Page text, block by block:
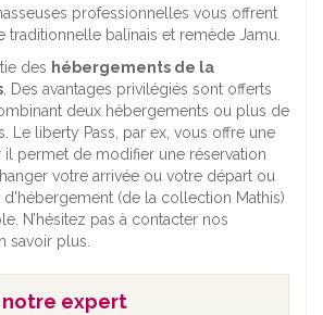
professionnelles vous offrent
traditionnelle balinais et remède Jamu.
des hébergements de la
. Des avantages privilégiés sont offerts
deux hébergements ou plus de
Le liberty Pass, par ex, vous offre une
permet de modifier une réservation
votre arrivée ou votre départ ou
(de la collection Mathis)
N’hésitez pas à contacter nos
savoir plus.
notre expert